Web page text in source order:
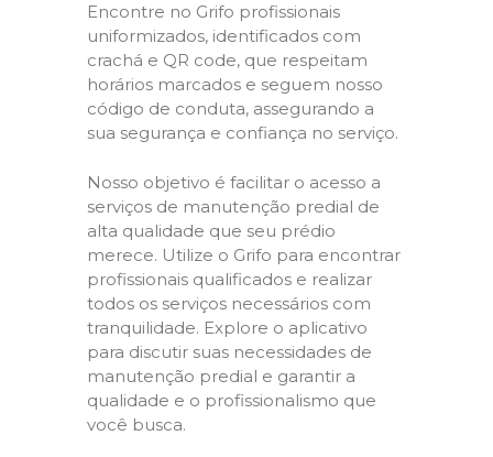
Encontre no Grifo profissionais
uniformizados, identificados com
crachá e QR code, que respeitam
horários marcados e seguem nosso
código de conduta, assegurando a
sua segurança e confiança no serviço.
Nosso objetivo é facilitar o acesso a
serviços de manutenção predial de
alta qualidade que seu prédio
merece. Utilize o Grifo para encontrar
profissionais qualificados e realizar
todos os serviços necessários com
tranquilidade. Explore o aplicativo
para discutir suas necessidades de
manutenção predial e garantir a
qualidade e o profissionalismo que
você busca.